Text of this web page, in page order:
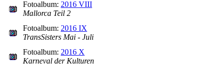
Fotoalbum: 2016 VIII
Mallorca Teil 2
Fotoalbum: 2016 IX
TransSisters Mai - Juli
Fotoalbum: 2016 X
Karneval der Kulturen